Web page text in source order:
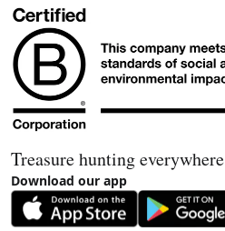
Treasure hunting everywhere
Download our app